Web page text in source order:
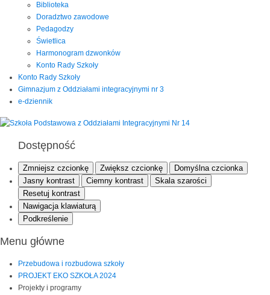
Biblioteka
Doradztwo zawodowe
Pedagodzy
Świetlica
Harmonogram dzwonków
Konto Rady Szkoły
Konto Rady Szkoły
Gimnazjum z Oddziałami integracyjnymi nr 3
e-dziennik
Dostępność
Zmniejsz czcionkę Zwiększ czcionkę
Domyślna czcionka
Jasny kontrast
Ciemny kontrast
Skala szarości
Resetuj kontrast
Nawigacja klawiaturą
Podkreślenie
Menu główne
Przebudowa i rozbudowa szkoły
PROJEKT EKO SZKOŁA 2024
Projekty i programy